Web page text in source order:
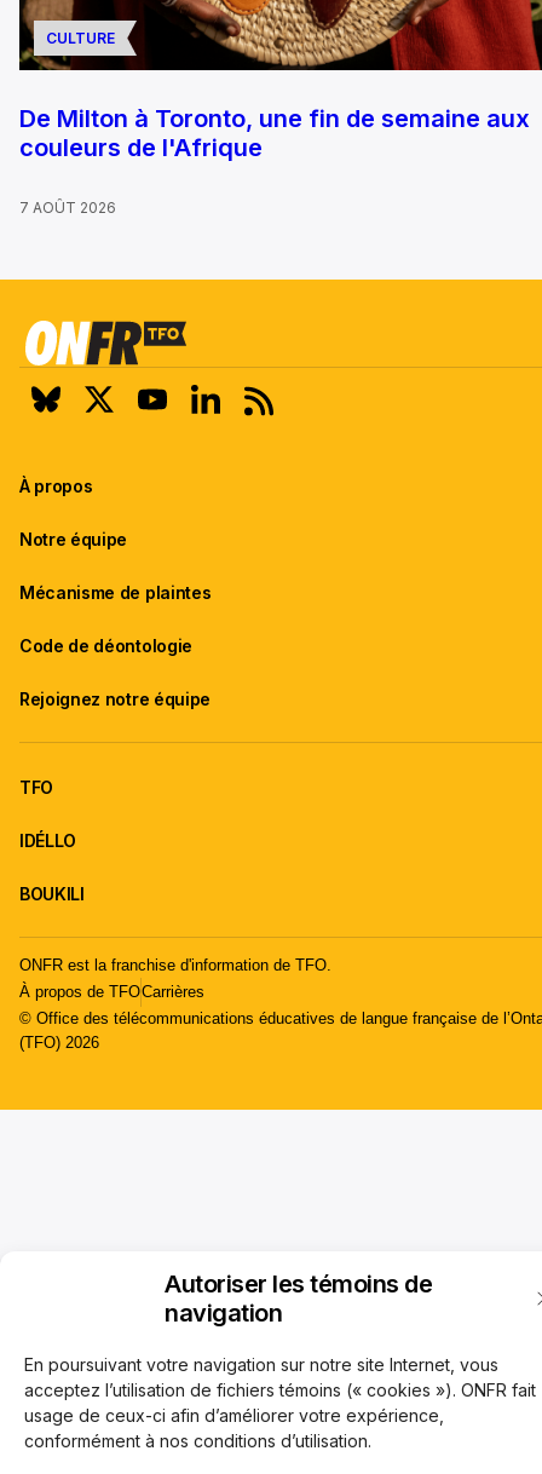
Autoriser les témoins de
navigation
En poursuivant votre navigation sur notre site Internet, vous
acceptez l’utilisation de fichiers témoins (« cookies »). ONFR fait
usage de ceux-ci afin d’améliorer votre expérience,
conformément à nos conditions d’utilisation.
CULTURE
De Milton à Toronto, une fin de semaine aux
couleurs de l'Afrique
7 AOÛT 2026
À propos
Notre équipe
Mécanisme de plaintes
Code de déontologie
Rejoignez notre équipe
TFO
IDÉLLO
BOUKILI
ONFR est la franchise d'information de TFO.
À propos de TFOCarrières
© Office des télécommunications éducatives de langue française de
(TFO) 2026